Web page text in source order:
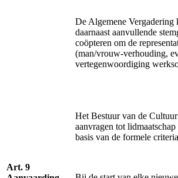
De Algemene Vergadering
daarnaast aanvullende
coöpteren om de
(man/vrouw-verhouding,
vertegenwoordiging
Art. 9
Het Bestuur van de
aanvragen tot
basis van de formele